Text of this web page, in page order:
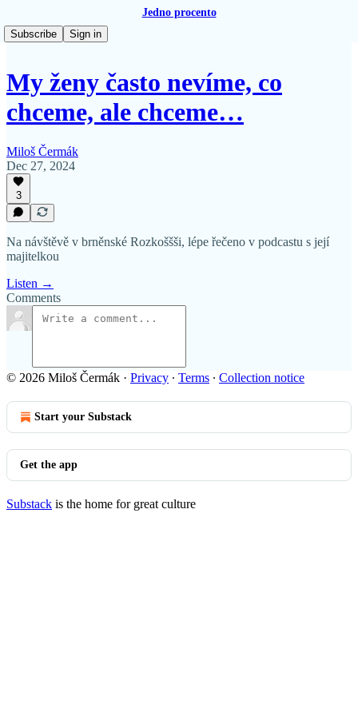
Jedno procento
Subscribe
Sign in
My ženy často nevíme, co
chceme, ale chceme…
Miloš Čermák
Dec 27, 2024
3
Na návštěvě v brněnské Rozkoššši, lépe řečeno v podcastu s její
majitelkou
Listen →
Comments
© 2026 Miloš Čermák · Privacy ∙ Terms ∙ Collection notice
Start your Substack
Get the app
Substack is the home for great culture